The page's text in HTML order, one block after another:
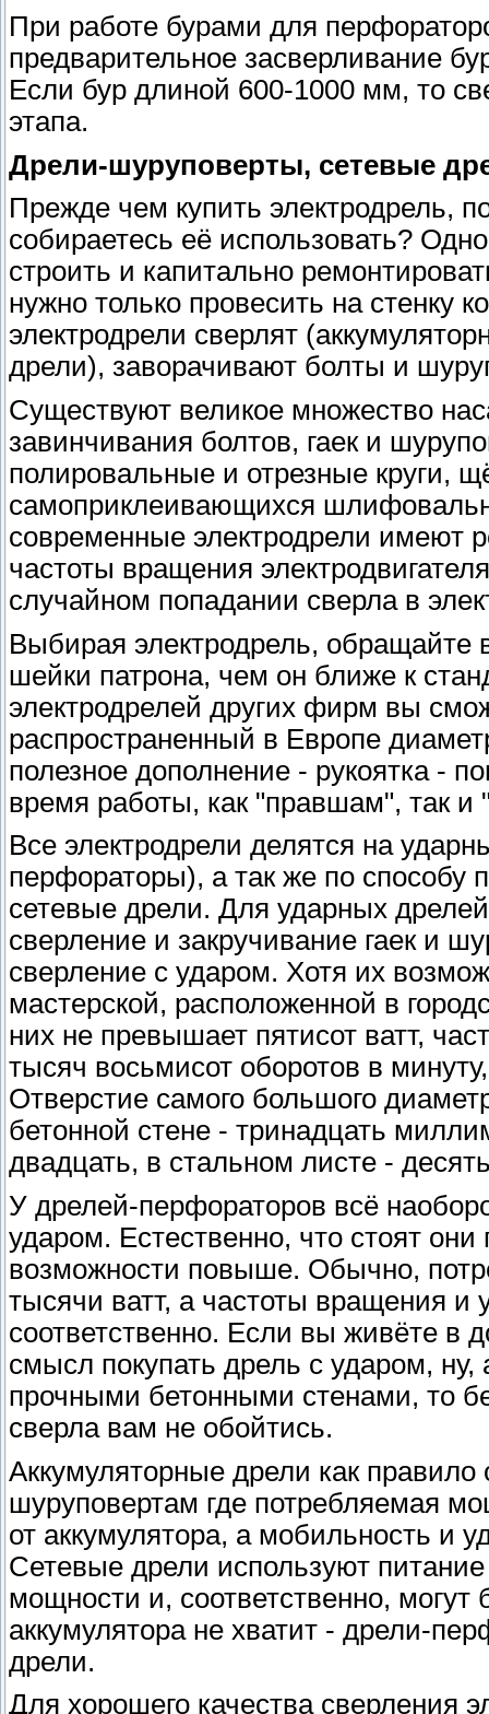
При работе бурами для
предварительное засверливание
Если бур длиной 600-1000 мм, то
этапа.
Дрели-шуруповерты, сетевые
Прежде чем купить электродрель,
собираетесь её использовать?
строить и капитально
нужно только провесить на стенку
электродрели сверлят
дрели), заворачивают болты и
Существуют великое множество
завинчивания болтов, гаек и
полировальные и отрезные круги,
самоприклеивающихся
современные электродрели имеют
частоты вращения
случайном попадании сверла в
Выбирая электродрель, обращайте
шейки патрона, чем он ближе к
электродрелей других фирм вы
распространенный в Европе
полезное дополнение - рукоятка -
время работы, как "правшам", так
Все электродрели делятся на
перфораторы), а так же по способу
сетевые дрели. Для ударных
сверление и закручивание гаек и
сверление с ударом. Хотя их
мастерской, расположенной в
них не превышает пятисот ватт,
тысяч восьмисот оборотов в
Отверстие самого большого
бетонной стене - тринадцать
двадцать, в стальном листе -
У дрелей-перфораторов всё
ударом. Естественно, что стоят
возможности повыше. Обычно,
тысячи ватт, а частоты вращения и
соответственно. Если вы живёте в
смысл покупать дрель с ударом,
прочными бетонными стенами, то
сверла вам не обойтись.
Аккумуляторные дрели как
шуруповертам где потребляемая
от аккумулятора, а мобильность и
Сетевые дрели используют
мощности и, соответственно,
аккумулятора не хватит - дрели-
дрели.
Для хорошего качества сверления